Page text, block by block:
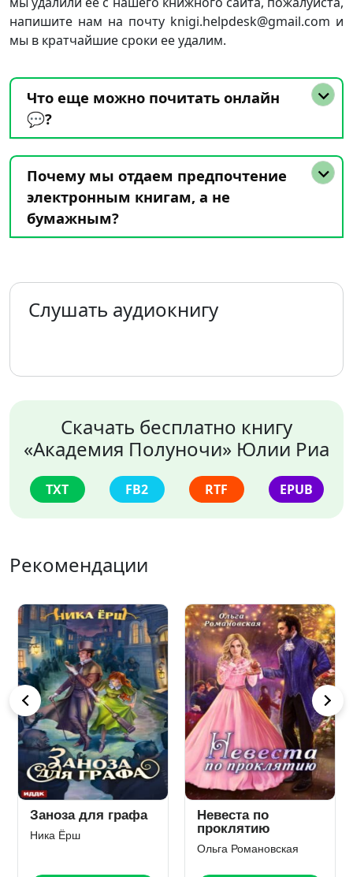
напишите нам на почту knigi.helpdesk@gmail.com и
мы в кратчайшие сроки ее удалим.
Что еще можно почитать онлайн
💬?
Почему мы отдаем предпочтение
электронным книгам, а не
бумажным?
Слушать аудиокнигу
Скачать бесплатно книгу
«Академия Полуночи» Юлии Риа
TXT FB2 RTF EPUB
Рекомендации
Заноза для графа
Ника Ёрш
Невеста по
проклятию
Ольга Романовская